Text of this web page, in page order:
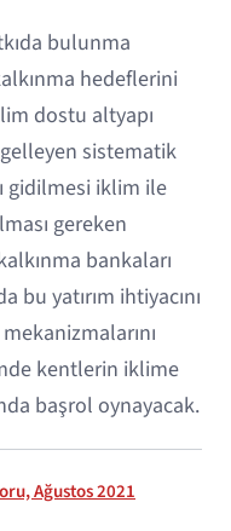
bulunma
hedeflerini
dostu altyapı
sistematik
gidilmesi iklim ile
gereken
bankaları
bu yatırım ihtiyacını
kentlerin iklime
başrol oynayacak.
Ağustos 2021